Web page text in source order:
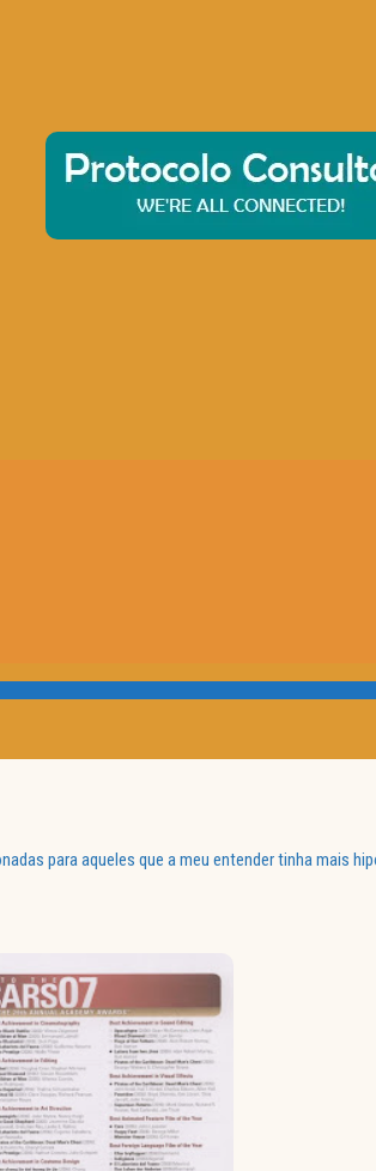
para aqueles que a meu entender tinha mais